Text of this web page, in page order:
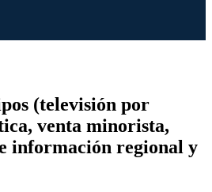
(televisión por
venta minorista,
información regional y